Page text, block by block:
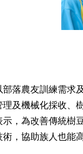
部落農友訓練需求
理及機械化採收、
示，為改善傳統樹
，協助族人也能